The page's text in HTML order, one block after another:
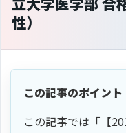
立大学医学部 合
性）
この記事のポイント
この記事では「【